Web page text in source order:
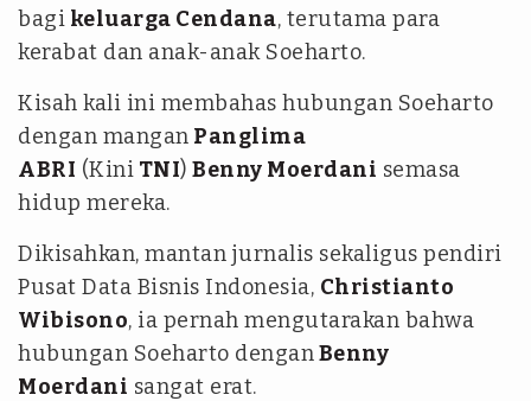
bagi keluarga Cendana, terutama para
kerabat dan anak-anak Soeharto.
Kisah kali ini membahas hubungan Soeharto
dengan mangan Panglima
ABRI (Kini TNI) Benny Moerdani semasa
hidup mereka.
Dikisahkan, mantan jurnalis sekaligus pendiri
Pusat Data Bisnis Indonesia, Christianto
Wibisono, ia pernah mengutarakan bahwa
hubungan Soeharto denganBenny
Moerdani sangat erat.